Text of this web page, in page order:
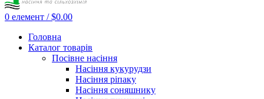
0 елемент / $0.00
Головна
Каталог товарів
Посівне насіння
Насіння кукурудзи
Насіння ріпаку
Насіння соняшнику